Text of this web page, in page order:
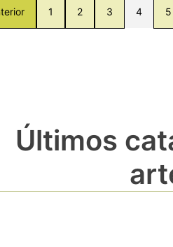
1 2 3 4 5
Últimos